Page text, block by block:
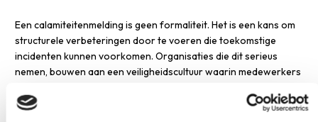
Een calamiteitenmelding is geen formaliteit. Het is een kans om
structurele verbeteringen door te voeren die toekomstige
incidenten kunnen voorkomen. Organisaties die dit serieus
nemen, bouwen aan een veiligheidscultuur waarin medewerkers
afstraffing.